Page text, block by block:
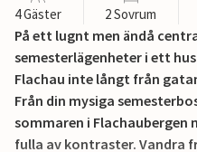
4 Gäster 2 Sovrum
På ett lugnt men ändå
semesterlägenheter i ett
Flachau inte långt från
Från din mysiga
sommaren i
fulla av kontraster. Vandra